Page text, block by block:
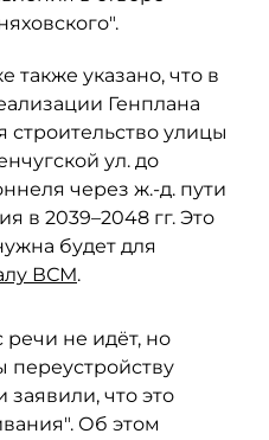
также указано, что в
Генплана
строительство улицы
ул. до
через ж.-д. пути
в 2039–2048 гг. Это
будет для
ВСМ.
не идёт, но
заявили, что это
Об этом